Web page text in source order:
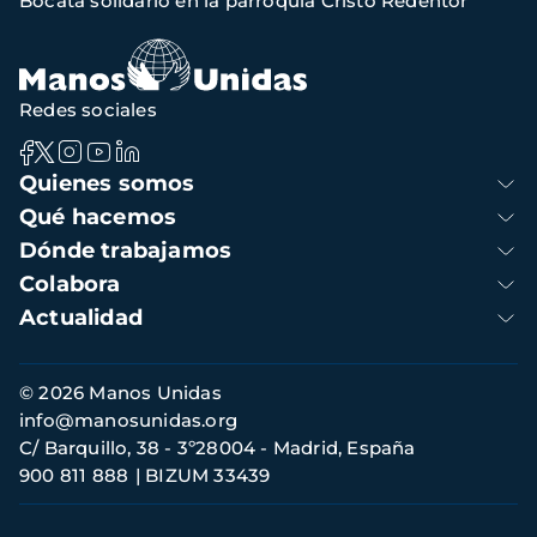
de
navegación
Navegación
principal
Quienes somos
Qué hacemos
Dónde trabajamos
Colabora
Actualidad
Redes sociales
Información
de
contacto
© 2026 Manos Unidas
C/ Barquillo, 38 - 3º28004 - Madrid, España
900 811 888
BIZUM 33439
info@manosunidas.org